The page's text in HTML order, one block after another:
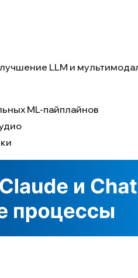
LLM и
ML-пайплайнов